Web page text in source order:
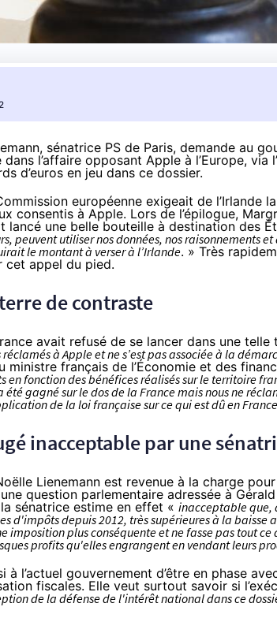
sénatrice PS de Paris, demande au
l’affaire opposant Apple à l’Europe, via
d’euros en jeu dans ce dossier.
européenne exigeait de l’Irlande
consentis à Apple. Lors de l’épilogue,
lancé une belle bouteille à destination des
peuvent utiliser nos données, nos raisonnements
le montant à verser à l’Irlande. » Très
cet appel du pied.
de contraste
avait refusé de se lancer dans une telle
à Apple et ne s’est pas associée à la
ministre français de l’Économie et des
en fonction des bénéfices réalisés sur le territoire
été gagné sur le dos de la France mais nous ne
de la loi française sur ce qui est dû en
inacceptable par une
Lienemann est revenue à la charge
une question parlementaire adressée à
sénatrice estime en effet « inacceptable que,
d'impôts depuis 2012, très supérieures à la baisse
imposition plus conséquente et ne fasse pas tout
profits qu'elles engrangent en vendant leurs
à l’actuel gouvernement d’être en phase
fiscales. Elle veut surtout savoir si
de la défense de l'intérêt national dans ce